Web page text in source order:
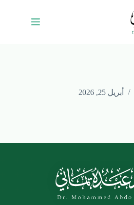
أبريل 25, 2026